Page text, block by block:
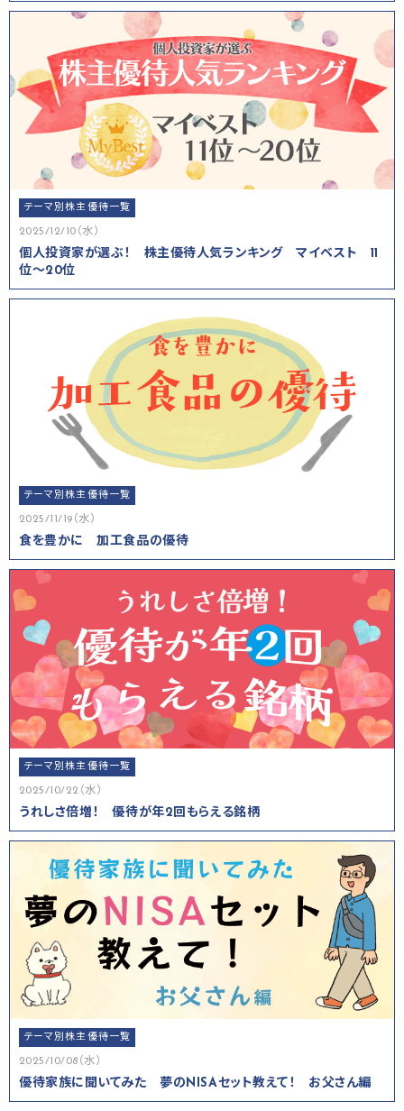
テーマ別株主優待一覧
2025/12/10（水）
個人投資家が選ぶ！ 株主優待人気ランキング マイベスト 11
位～20位
テーマ別株主優待一覧
2025/11/19（水）
食を豊かに 加工食品の優待
テーマ別株主優待一覧
2025/10/22（水）
うれしさ倍増！ 優待が年2回もらえる銘柄
テーマ別株主優待一覧
2025/10/08（水）
優待家族に聞いてみた 夢のNISAセット教えて！ お父さん編